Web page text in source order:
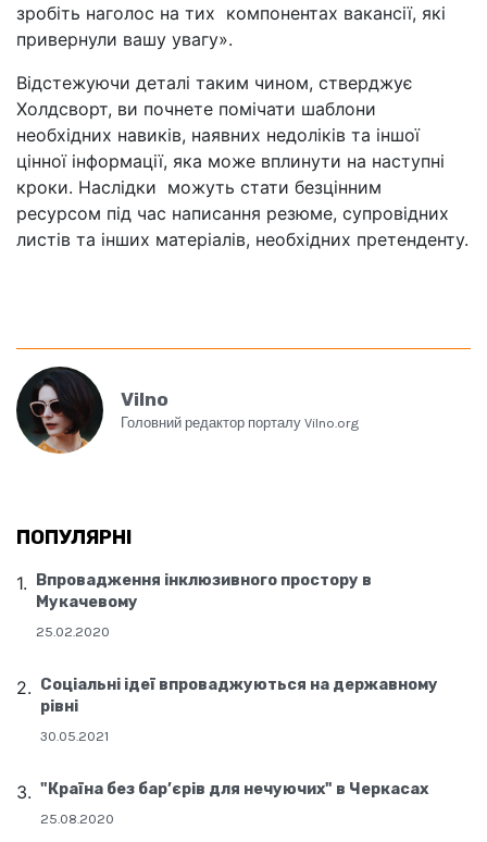
зробіть наголос на тих компонентах вакансії, які
привернули вашу увагу».
Відстежуючи деталі таким чином, стверджує
Холдсворт, ви почнете помічати шаблони
необхідних навиків, наявних недоліків та іншої
цінної інформації, яка може вплинути на наступні
кроки. Наслідки можуть стати безцінним
ресурсом під час написання резюме, супровідних
листів та інших матеріалів, необхідних претенденту.
Vilno
Головний редактор порталу Vilno.org
ПОПУЛЯРНІ
Впровадження інклюзивного простору в
Мукачевому
25.02.2020
Соціальні ідеї впроваджуються на державному
рівні
30.05.2021
"Країна без бар’єрів для нечуючих" в Черкасах
25.08.2020